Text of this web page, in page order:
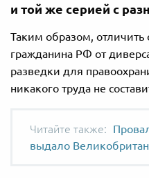
и той же серией с
Таким образом, отличить
гражданина РФ от
разведки для
никакого труда не
выдало